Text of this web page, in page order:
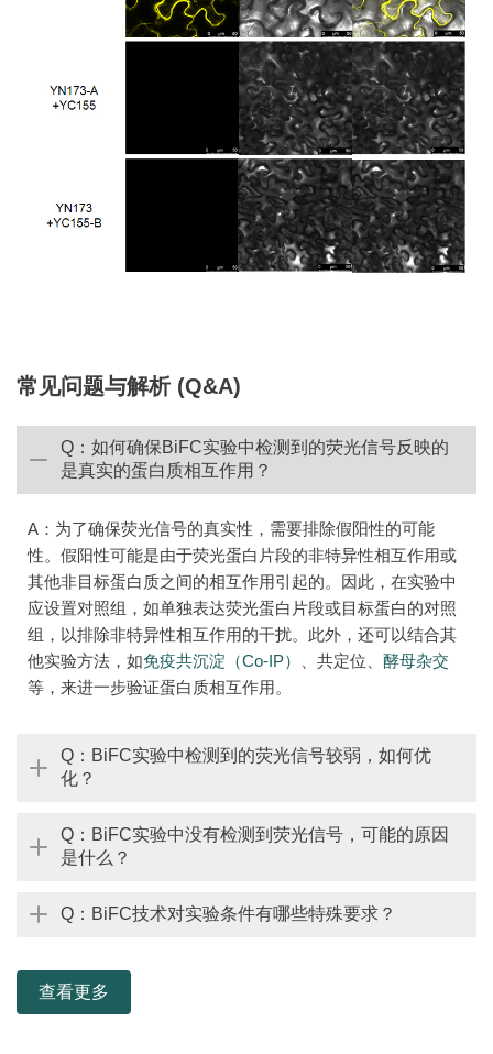
常见问题与解析 (Q&A)
Q：如何确保BiFC实验中检测到的荧光信号反映的
是真实的蛋白质相互作用？
A：为了确保荧光信号的真实性，需要排除假阳性的可能
性。假阳性可能是由于荧光蛋白片段的非特异性相互作用或
其他非目标蛋白质之间的相互作用引起的。因此，在实验中
应设置对照组，如单独表达荧光蛋白片段或目标蛋白的对照
组，以排除非特异性相互作用的干扰。此外，还可以结合其
他实验方法，如免疫共沉淀（Co-IP） 、共定位、 酵母杂交
等，来进一步验证蛋白质相互作用。
Q：BiFC实验中检测到的荧光信号较弱，如何优
化？
Q：BiFC实验中没有检测到荧光信号，可能的原因
是什么？
Q：BiFC技术对实验条件有哪些特殊要求？
查看更多